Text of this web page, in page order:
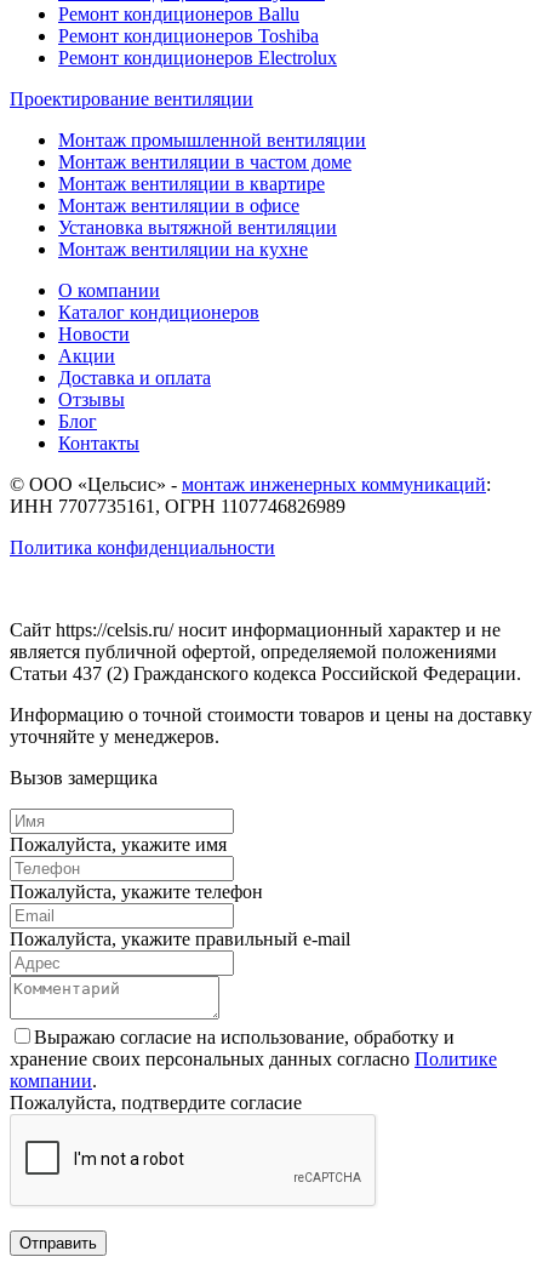
Ремонт кондиционеров Ballu
Ремонт кондиционеров Toshibа
Ремонт кондиционеров Electrolux
Проектирование вентиляции
Монтаж промышленной вентиляции
Монтаж вентиляции в частом доме
Монтаж вентиляции в квартире
Монтаж вентиляции в офисе
Установка вытяжной вентиляции
Монтаж вентиляции на кухне
О компании
Каталог кондиционеров
Новости
Акции
Доставка и оплата
Отзывы
Блог
Контакты
© ООО «Цельсис» - монтаж инженерных коммуникаций:
ИНН 7707735161, ОГРН 1107746826989
Политика конфиденциальности
Сайт https://celsis.ru/ носит информационный характер и не
является публичной офертой, определяемой положениями
Статьи 437 (2) Гражданского кодекса Российской Федерации.
Информацию о точной стоимости товаров и цены на доставку
уточняйте у менеджеров.
Вызов замерщика
Пожалуйста, укажите имя
Пожалуйста, укажите телефон
Пожалуйста, укажите правильный e-mail
Выражаю согласие на использование, обработку и
хранение своих персональных данных согласно Политике
компании.
Пожалуйста, подтвердите согласие
Отправить